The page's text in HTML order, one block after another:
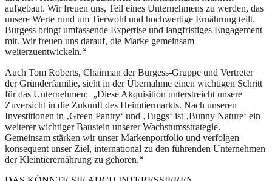
aufgebaut. Wir freuen uns, Teil eines Unternehmens zu werden, das
unsere Werte rund um Tierwohl und hochwertige Ernährung teilt.
Burgess bringt umfassende Expertise und langfristiges Engagement
mit. Wir freuen uns darauf, die Marke gemeinsam
weiterzuentwickeln.“
Auch Tom Roberts, Chairman der Burgess-Gruppe und Vertreter
der Gründerfamilie, sieht in der Übernahme einen wichtigen Schritt
für das Unternehmen: „Diese Akquisition unterstreicht unsere
Zuversicht in die Zukunft des Heimtiermarkts. Nach unseren
Investitionen in ‚Green Pantry‘ und ‚Tuggs‘ ist ‚Bunny Nature‘ ein
weiterer wichtiger Baustein unserer Wachstumsstrategie.
Gemeinsam stärken wir unser Markenportfolio und verfolgen
konsequent unser Ziel, international zu den führenden Unternehmen
der Kleintierernährung zu gehören.“